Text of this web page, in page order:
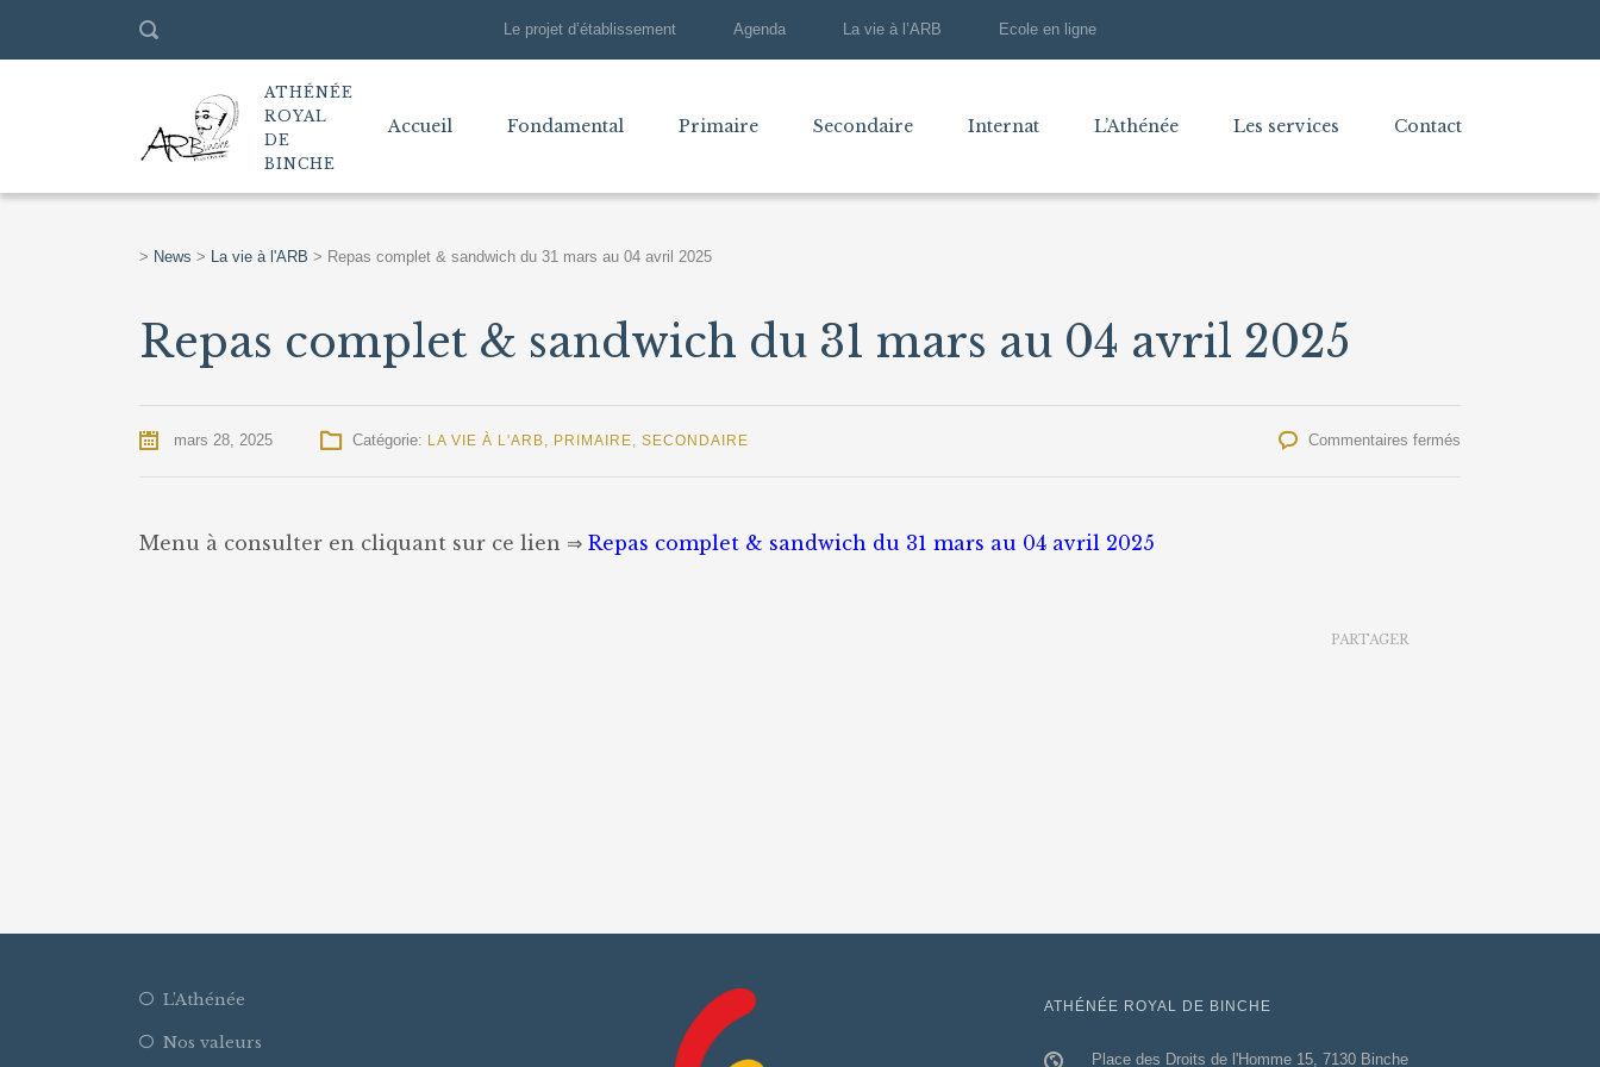
Le projet d’établissement Agenda La vie à l’ARB Ecole en ligne
ATHÉNÉE
ROYAL
DE
BINCHE
Accueil Fondamental Primaire Secondaire Internat L’Athénée Les services Contact
> News > La vie à l'ARB > Repas complet & sandwich du 31 mars au 04 avril 2025
Repas complet & sandwich du 31 mars au 04 avril 2025
mars 28, 2025 Catégorie: LA VIE À L'ARB, PRIMAIRE, SECONDAIRE Commentaires fermés
Menu à consulter en cliquant sur ce lien ⇒ Repas complet & sandwich du 31 mars au 04 avril 2025
PARTAGER
L’Athénée
Nos valeurs
ATHÉNÉE ROYAL DE BINCHE
Place des Droits de l'Homme 15, 7130 Binche